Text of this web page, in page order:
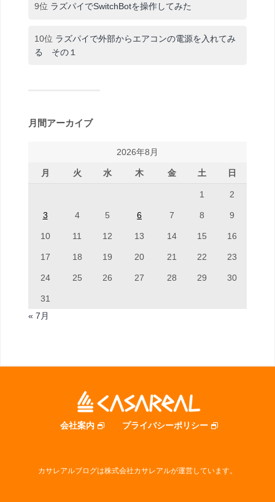
9位 ラズパイでSwitchBotを操作してみた
10位 ラズパイで外部からエアコンの電源を入れてみ
る その１
月間アーカイブ
2026年8月
月 火 水 木 金 土 日
1 2
3 4 5 6 7 8 9
10 11 12 13 14 15 16
17 18 19 20 21 22 23
24 25 26 27 28 29 30
31
« 7月
会社案内 プライバシーポリシー
カサレアルブログは株式会社カサレアルが運営しています。